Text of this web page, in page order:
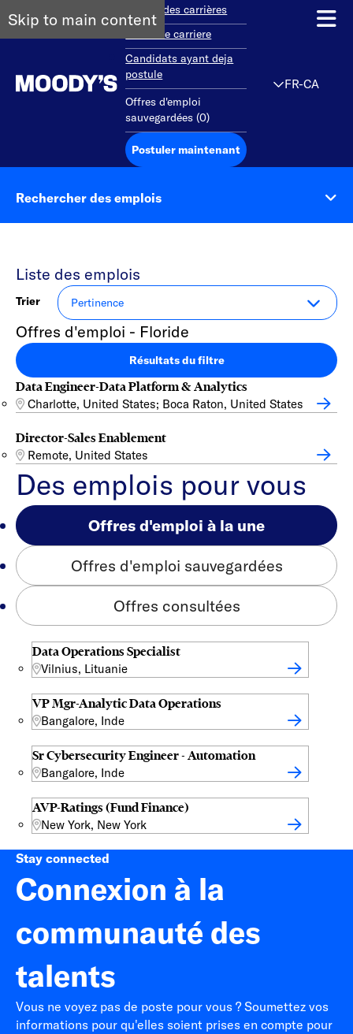
Skip to main contentAperçu des carrières
Debut de carriere
Candidats ayant deja
postule
Offres d'emploi
sauvegardées (0)
Postuler maintenant
FR-CA
Rechercher des emplois
Liste des emplois
Trier
Offres d'emploi - Floride
Résultats du filtre
Data Engineer-Data Platform & Analytics
Charlotte, United States; Boca Raton, United States
Director-Sales Enablement
Remote, United States
Des emplois pour vous
Offres d'emploi à la une
Offres d'emploi sauvegardées
Offres consultées
Data Operations Specialist
Vilnius, Lituanie
VP Mgr-Analytic Data Operations
Bangalore, Inde
Sr Cybersecurity Engineer - Automation
Bangalore, Inde
AVP-Ratings (Fund Finance)
New York, New York
Stay connected
Connexion à la
communauté des
talents
Vous ne voyez pas de poste pour vous ? Soumettez vos
informations pour qu'elles soient prises en compte pour